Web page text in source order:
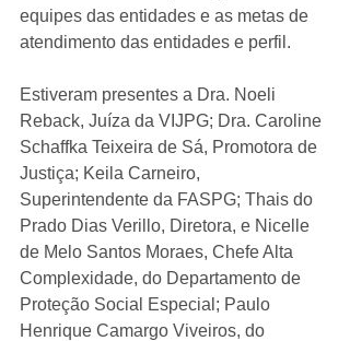
equipes das entidades e as metas de
atendimento das entidades e perfil.
Estiveram presentes a Dra. Noeli
Reback, Juíza da VIJPG; Dra. Caroline
Schaffka Teixeira de Sá, Promotora de
Justiça; Keila Carneiro,
Superintendente da FASPG; Thais do
Prado Dias Verillo, Diretora, e Nicelle
de Melo Santos Moraes, Chefe Alta
Complexidade, do Departamento de
Proteção Social Especial; Paulo
Henrique Camargo Viveiros, do